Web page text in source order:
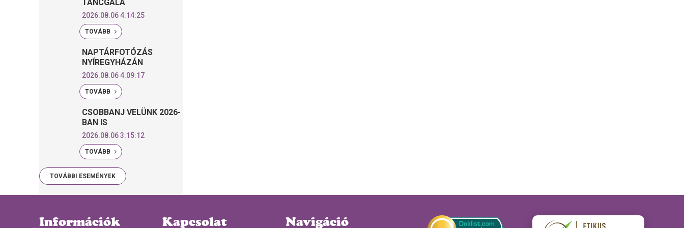
TÁNCGÁLA
2026.08.06 4:14:25
TOVÁBB
NAPTÁRFOTÓZÁS
NYÍREGYHÁZÁN
2026.08.06 4:09:17
TOVÁBB
CSOBBANJ VELÜNK 2026-
BAN IS
2026.08.06 3:15:12
TOVÁBB
TOVÁBBI ESEMÉNYEK
Információk Kapcsolat Navigáció